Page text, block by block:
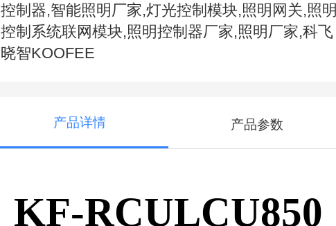
控制器,智能照明厂家,灯光控制模块,照明网关,照明
控制系统联网模块,照明控制器厂家,照明厂家,科飞
晓智KOOFEE
产品详情 产品参数
KF-RCULCU850